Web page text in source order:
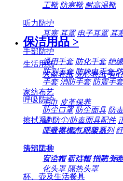
工靴 防寒靴 耐高温靴
听力防护
耳塞 耳罩 电子耳罩 耳
手部防护
通用手套 防化手套 绝
防割手套 防静电手套
手套 消防手套 防震手套
呼吸防护
防尘口罩 防尘面具 防
罐 防尘/防毒面具配件
呼吸器 氧气呼吸器
头部防护
安全帽 矿灯帽 消防头盔
化头罩 隔热头罩
保洁用品 >
生活用纸
大盘卷纸 无心卷纸 有
家纺布艺
毛巾 皮革保养
擦拭系列
工业擦机布 纸架系列
清洁工具
百洁布 百洁垫 拖把 钢
杯、壶及生活餐具